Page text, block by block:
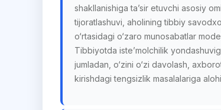
shakllanishiga ta’sir etuvchi asosiy
tijoratlashuvi, aholining tibbiy
o‘rtasidagi o‘zaro munosabatlar
Tibbiyotda iste’molchilik
jumladan, o‘zini o‘zi davolash,
kirishdagi tengsizlik masalalariga